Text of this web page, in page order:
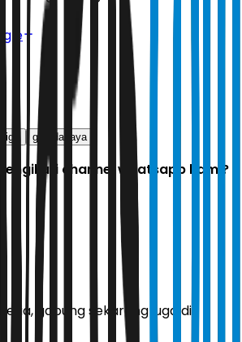
garuda jaya
channel whatsapp kami?
gabung sekarang juga di